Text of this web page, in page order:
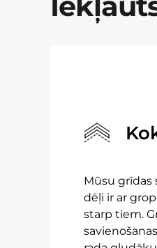
Mūsu grīdas
dēļi ir ar
starp tiem.